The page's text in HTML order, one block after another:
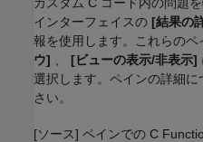
インターフェイスの [結果の
報を使用します。これらのペ
ウ]
[ビューの表示/非表示]
選択します。ペインの詳細に
さい。
[ソース] ペインでの C